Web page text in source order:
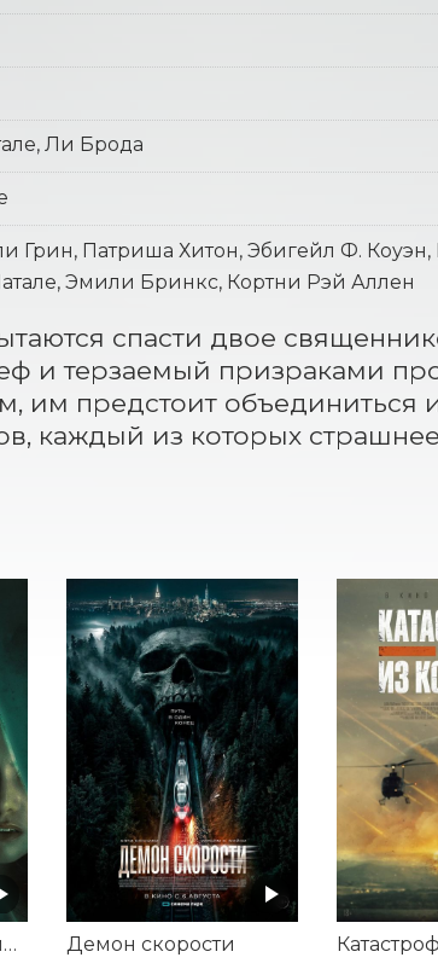
Ли Брода
Грин, Патриша Хитон, Эбигейл Ф.
Эмили Бринкс, Кортни Рэй Аллен
спасти двое
и терзаемый призраками
им предстоит объединиться
каждый из которых страшнее
Корни: Сага о вампирах Демон скорости